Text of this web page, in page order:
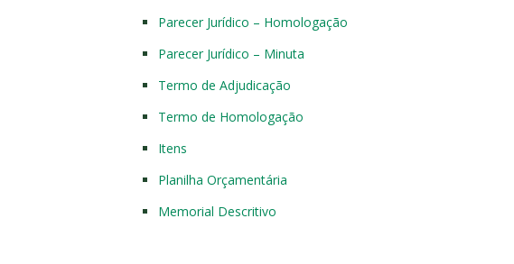
Parecer Jurídico – Homologação
Parecer Jurídico – Minuta
Termo de Adjudicação
Termo de Homologação
Itens
Planilha Orçamentária
Memorial Descritivo